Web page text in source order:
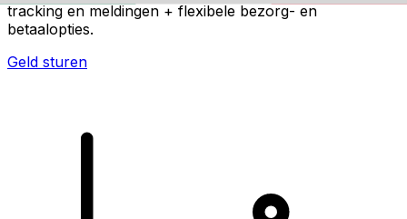
tracking en meldingen + flexibele bezorg- en
betaalopties.
Geld sturen